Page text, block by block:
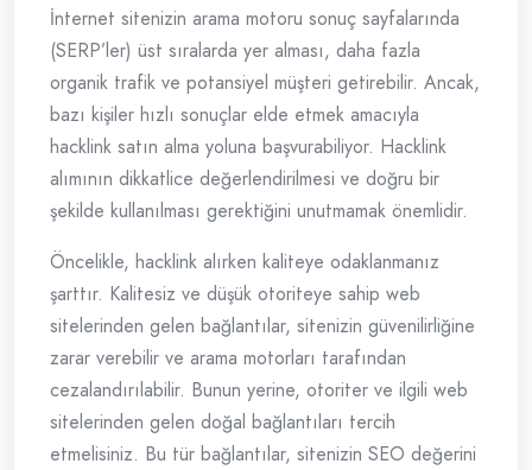
İnternet sitenizin arama motoru sonuç sayfalarında
(SERP’ler) üst sıralarda yer alması, daha fazla
organik trafik ve potansiyel müşteri getirebilir. Ancak,
bazı kişiler hızlı sonuçlar elde etmek amacıyla
hacklink satın alma yoluna başvurabiliyor. Hacklink
alımının dikkatlice değerlendirilmesi ve doğru bir
şekilde kullanılması gerektiğini unutmamak önemlidir.
Öncelikle, hacklink alırken kaliteye odaklanmanız
şarttır. Kalitesiz ve düşük otoriteye sahip web
sitelerinden gelen bağlantılar, sitenizin güvenilirliğine
zarar verebilir ve arama motorları tarafından
cezalandırılabilir. Bunun yerine, otoriter ve ilgili web
sitelerinden gelen doğal bağlantıları tercih
etmelisiniz. Bu tür bağlantılar, sitenizin SEO değerini